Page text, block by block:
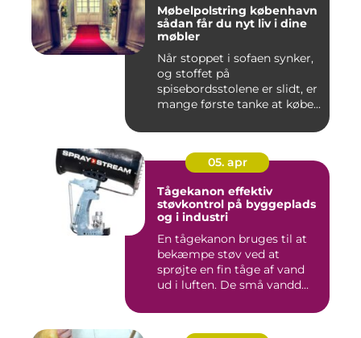
Møbelpolstring københavn
sådan får du nyt liv i dine
møbler
Når stoppet i sofaen synker,
og stoffet på
spisebordsstolene er slidt, er
mange første tanke at købe...
05. apr
Tågekanon effektiv
støvkontrol på byggeplads
og i industri
En tågekanon bruges til at
bekæmpe støv ved at
sprøjte en fin tåge af vand
ud i luften. De små vandd...